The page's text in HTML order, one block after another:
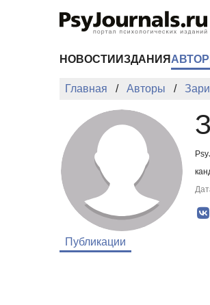
НОВОСТИ ИЗДАНИЯ
Главная Авторы
Публикации